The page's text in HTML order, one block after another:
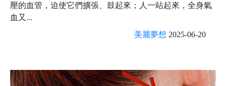
壓的血管，迫使它們擴張、鼓起來；人一站起來，全身氣
血又...
美麗夢想 2025-06-20